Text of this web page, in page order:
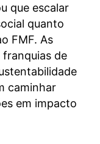
que escalar
quanto
FMF. As
de
caminhar
em impacto